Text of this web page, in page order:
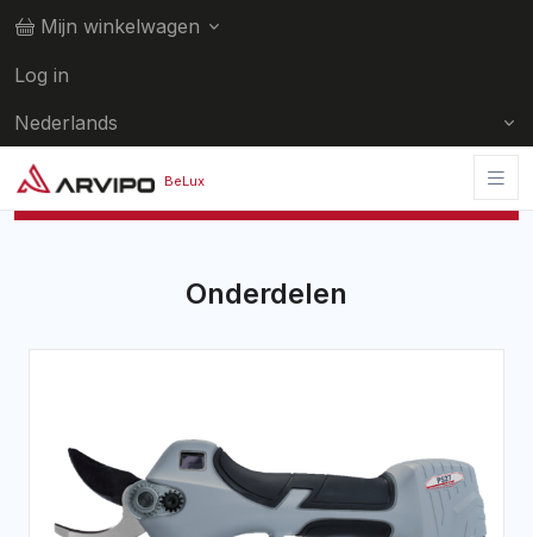
Mijn winkelwagen
Log in
Nederlands
BeLux
Wilt u dealer worden?
Onderdelen